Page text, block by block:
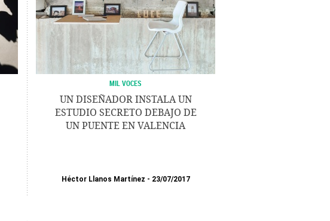
MIL VOCES
UN DISEÑADOR INSTALA UN
ESTUDIO SECRETO DEBAJO DE
UN PUENTE EN VALENCIA
Héctor Llanos Martínez 23/07/2017